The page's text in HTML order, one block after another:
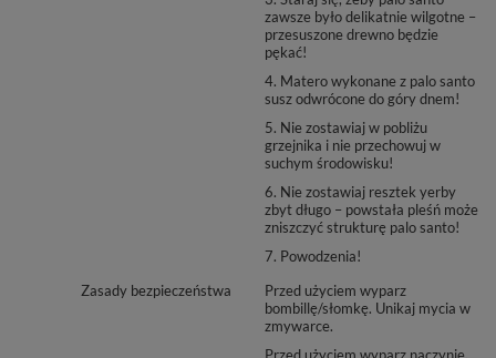
zawsze było delikatnie wilgotne –
przesuszone drewno będzie
pękać!
4. Matero wykonane z palo santo
susz odwrócone do góry dnem!
5. Nie zostawiaj w pobliżu
grzejnika i nie przechowuj w
suchym środowisku!
6. Nie zostawiaj resztek yerby
zbyt długo – powstała pleśń może
zniszczyć strukturę palo santo!
7. Powodzenia!
Zasady bezpieczeństwa
Przed użyciem wyparz
bombillę/słomkę. Unikaj mycia w
zmywarce.